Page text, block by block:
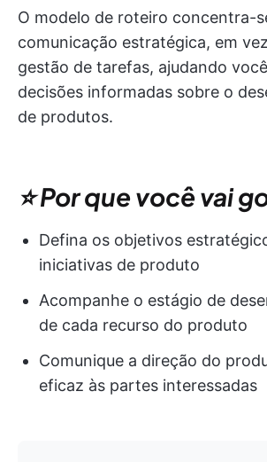
O modelo de roteiro concentra-
comunicação estratégica, em
gestão de tarefas, ajudando
decisões informadas sobre o
de produtos.
⭐ Por que você vai
Defina os objetivos
iniciativas de produto
Acompanhe o estágio de
de cada recurso do produto
Comunique a direção do
eficaz às partes interessadas